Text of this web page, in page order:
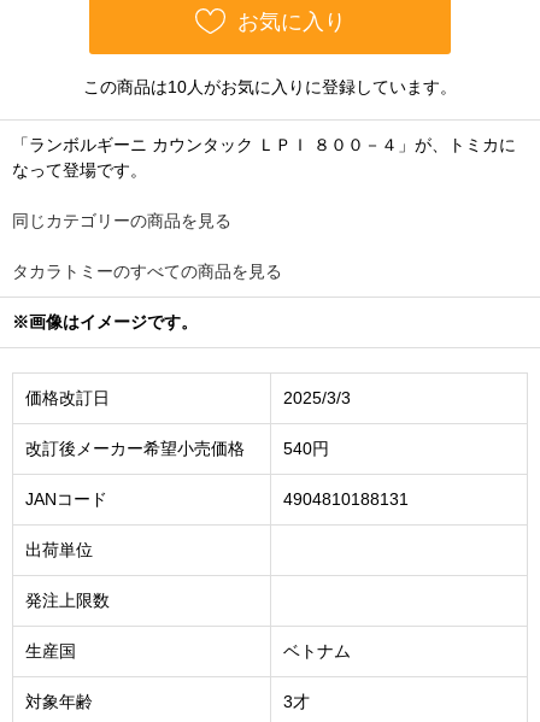
お気に入り
この商品は10人がお気に入りに登録しています。
「ランボルギーニ カウンタック ＬＰＩ ８００－４」が、トミカに
なって登場です。
同じカテゴリーの商品を見る
タカラトミーのすべての商品を見る
※画像はイメージです。
価格改訂日 2025/3/3
改訂後メーカー希望小売価格 540円
JANコード 4904810188131
出荷単位
発注上限数
生産国 ベトナム
対象年齢 3才